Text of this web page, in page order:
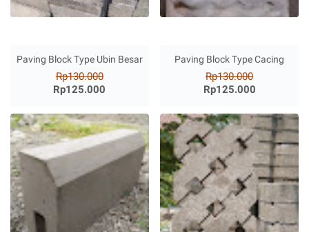
Paving Block Type Ubin Besar
Rp130.000
Rp125.000
Paving Block Type Cacing
Rp130.000
Rp125.000